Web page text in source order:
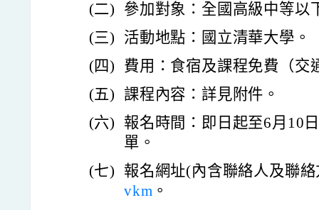
(二)
參加對象：全國高級中等以
(三)
活動地點：國立清華大學。
(四)
費用：食宿及課程免費（交
(五) 課程內容：詳見附件。
(六)
報名時間：即日起至6月10
單。
(七)
報名網址(內含聯絡人及聯
vkm 。